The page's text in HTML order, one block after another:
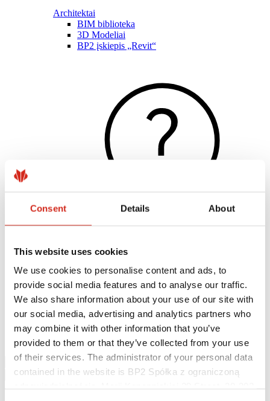
Consent Details About
This website uses cookies
We use cookies to personalise content and ads, to
provide social media features and to analyse our traffic.
We also share information about your use of our site with
our social media, advertising and analytics partners who
may combine it with other information that you’ve
provided to them or that they’ve collected from your use
of their services. The administrator of your personal data
contained in the website is BP2 Spółka z ograniczoną
Architektai
BIM biblioteka
3D Modeliai
BP2 įskiepis „Revit“
Dangos, spalvos ir garantijos
Garantijos registravimas
Įgyvendinti projektai ir inspiracijos
Parsisiunčiami failai
Rasti rangovą
Kur įsigyti?
BIM bibliotekos
Parsisiųsti
Kontaktai